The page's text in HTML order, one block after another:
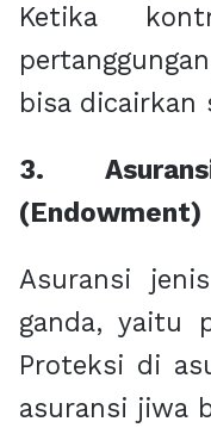
Ketika
bisa dicairkan
3.
(Endowment)
Asuransi
ganda, yaitu
Proteksi di
asuransi jiwa